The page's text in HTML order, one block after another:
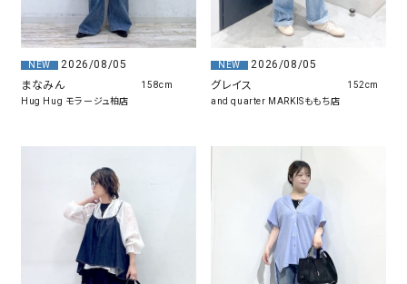
NEW
2026/08/05
まなみん
Hug Hug モラージュ柏店
158cm
NEW
2026/08/05
グレイス
and quarter MARKISももち店
152cm